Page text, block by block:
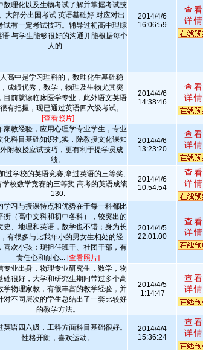
数理化以及生物考试了解并掌握考试技
大部分出国考试 英语基础好 对应对出
试有一定考试技巧。辅导过初高中理综
语 与学生能够很好的沟通并能根据每个
人的...
2014/4/6
16:06:59
查看
详情
高中是学习理科的，数理化生基础稳
成绩优秀，数学，物理及生物尤其突
目前就读临床医学专业，此外语文英语
有把握，现已通过英语四六级考试。
[查看照片]
2014/4/6
14:38:46
查看
详情
家教经验，应用心理学专业学生，专业
化科目基础知识扎实，除教授文化课知
附教授应试技巧，更有利于提学员成
绩。
2014/4/6
13:23:20
查看
详情
过学校的英语竞赛,拿过英语的三等奖,
学校数学竞赛的三等奖.高考的英语成绩
130.
2014/4/6
10:54:54
查看
详情
学习与授课特点和优势在于每一科都比
衡（高中文科和初中各科），较突出的
史、地理和英语，数学也不错；身为长
有很多与比我年小的男女生相处的经
喜欢小孩；现担任班干、社团干部，有
责任心和耐心... [查看照片]
2014/4/5
22:01:00
查看
详情
专业出身，物理专业研究生，数学，物
础很好，大学和研究生期间带过多个高
学物理家教，有很丰富的教学经验，并
对不同层次的学生总结出了一套比较好
的教学方法。
2014/4/5
1:14:47
查看
详情
英语四六级，工科方面科目基础很好。
性格开朗，喜欢运动。
2014/4/4
15:36:24
查看
详情